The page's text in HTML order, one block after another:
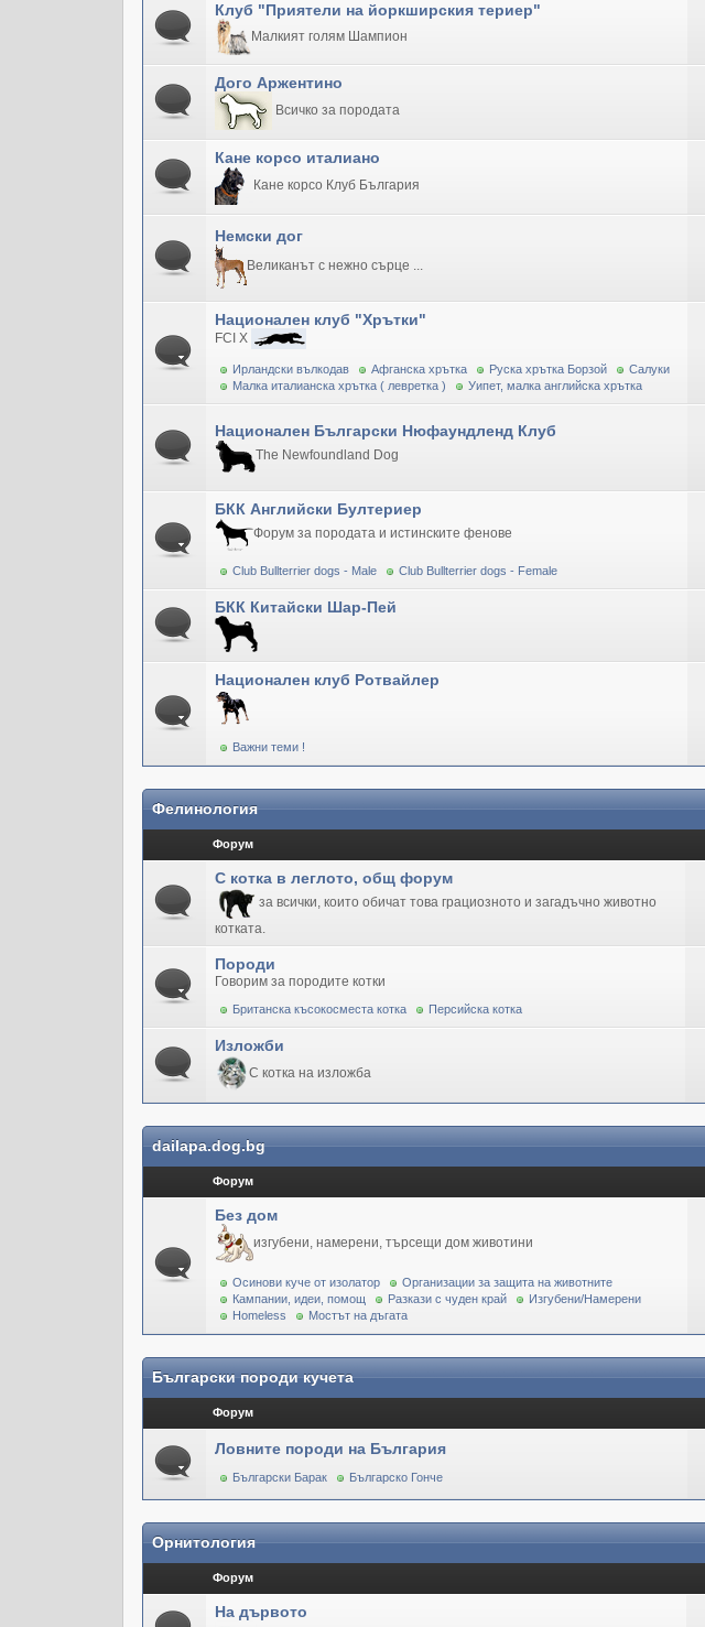
Клуб "Приятели на йоркширския териер"
Малкият голям Шампион
Дого Аржентино
Всичко за породата
Кане корсо италиано
Кане корсо Клуб България
Немски дог
Великанът с нежно сърце ...
Национален клуб "Хрътки"
FCI X
Ирландски вълкодав Афганска хрътка Руска хрътка Борзой
Салуки
Малка италианска хрътка ( левретка )
Уипет, малка английска хрътка
Национален Български Нюфаундленд Клуб
The Newfoundland Dog
БКК Английски Бултериер
Форум за породата и истинските фенове
Club Bullterrier dogs - Male Club Bullterrier dogs - Female
БКК Китайски Шар-Пей
Национален клуб Ротвайлер
Важни теми !
Фелинология
Форум
С котка в леглото, общ форум
за всички, които обичат това грациозното и загадъчно животно
котката.
Породи
Говорим за породите котки
Британска късокосместа котка Персийска котка
Изложби
С котка на изложба
dailapa.dog.bg
Форум
Без дом
изгубени, намерени, търсещи дом животини
Осинови куче от изолатор
Организации за защита на животните
Кампании, идеи, помощ
Разкази с чуден край
Изгубени/Намерени
Homeless
Мостът на дъгата
Български породи кучета
Форум
Ловните породи на България
Български Барак Българско Гонче
Орнитология
Форум
На дървото